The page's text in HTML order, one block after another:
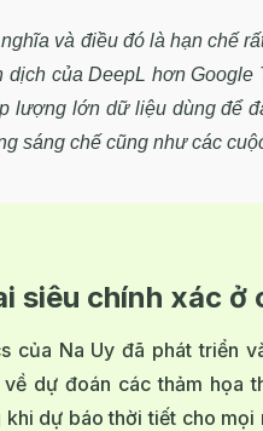
và điều đó là hạn chế
của DeepL hơn Google
lượng lớn dữ liệu dùng để
sáng chế cũng như các
siêu chính xác ở
của Na Uy đã phát triển
dự đoán các thảm họa
dự báo thời tiết cho